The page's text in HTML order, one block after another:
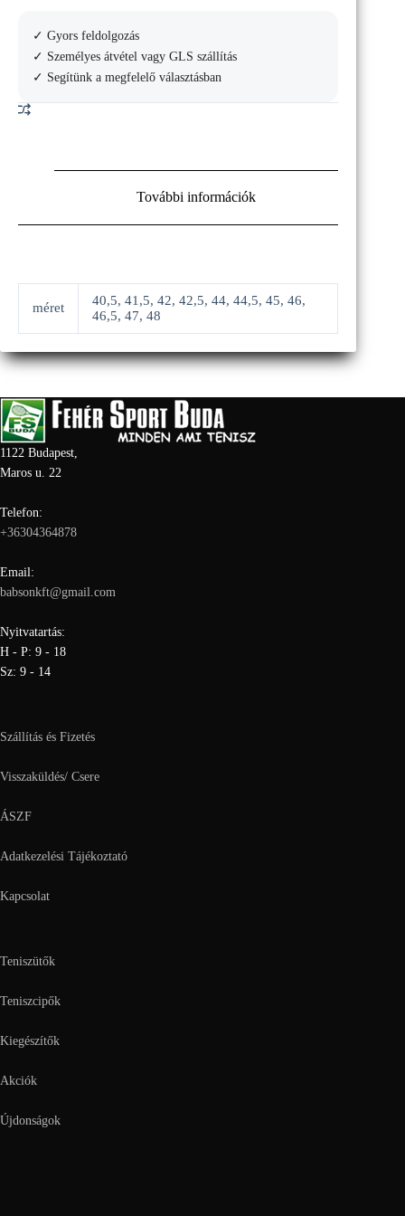
mennyiség
✓ Gyors feldolgozás
✓ Személyes átvétel vagy GLS szállítás
✓ Segítünk a megfelelő választásban
További információk
méret
40,5, 41,5, 42, 42,5, 44, 44,5, 45, 46,
46,5, 47, 48
1122 Budapest,
Maros u. 22
Telefon:
+36304364878
Email:
babsonkft@gmail.com
Nyitvatartás:
H - P: 9 - 18
Sz: 9 - 14
Szállítás és Fizetés
Visszaküldés/ Csere
ÁSZF
Adatkezelési Tájékoztató
Kapcsolat
Teniszütők
Teniszcipők
Kiegészítők
Akciók
Újdonságok